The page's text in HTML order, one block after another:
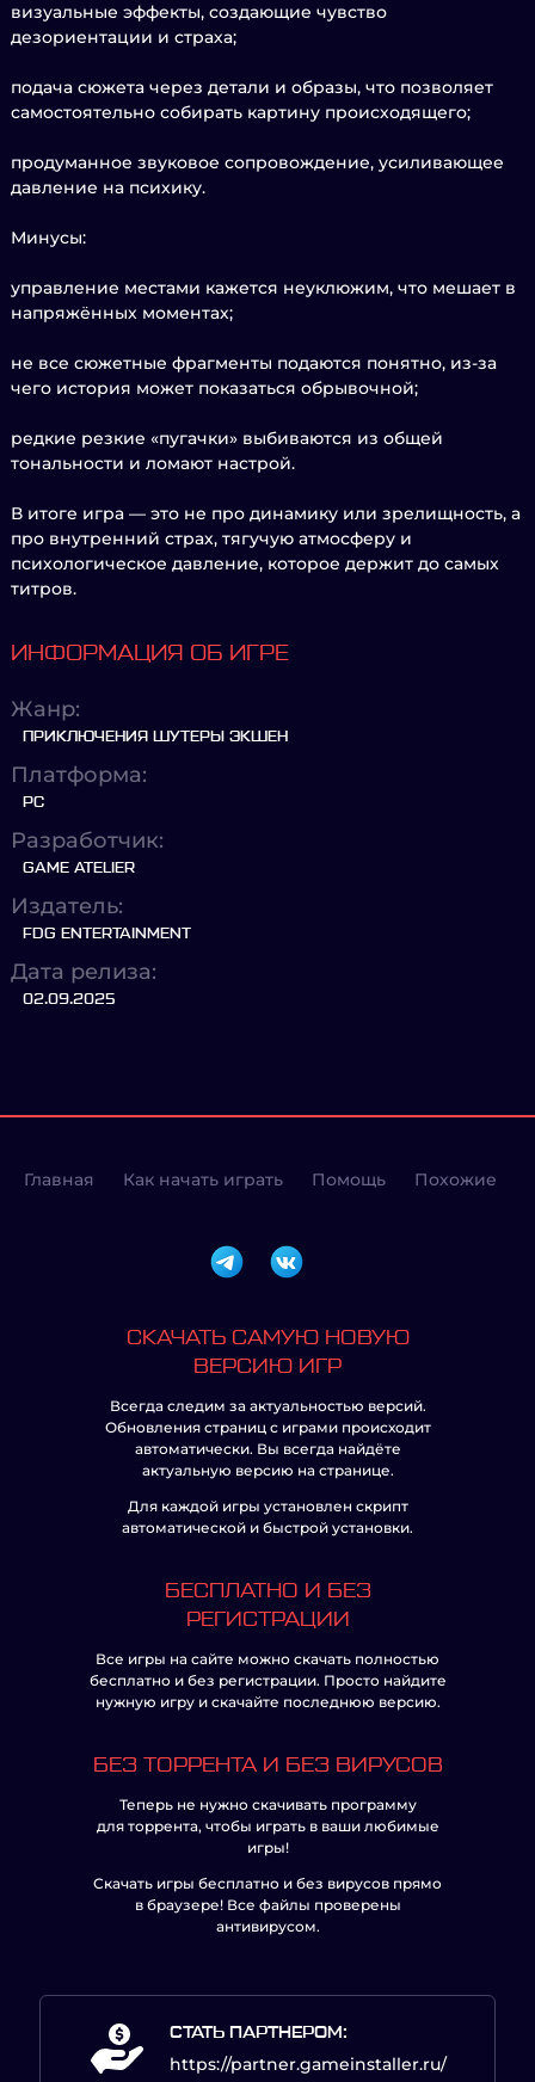
визуальные эффекты, создающие чувство
дезориентации и страха;
подача сюжета через детали и образы, что позволяет
самостоятельно собирать картину происходящего;
продуманное звуковое сопровождение, усиливающее
давление на психику.
Минусы:
управление местами кажется неуклюжим, что мешает в
напряжённых моментах;
не все сюжетные фрагменты подаются понятно, из-за
чего история может показаться обрывочной;
редкие резкие «пугачки» выбиваются из общей
тональности и ломают настрой.
В итоге игра — это не про динамику или зрелищность, а
про внутренний страх, тягучую атмосферу и
психологическое давление, которое держит до самых
титров.
ИНФОРМАЦИЯ ОБ ИГРЕ
Жанр:
ПРИКЛЮЧЕНИЯ ШУТЕРЫ ЭКШЕН
Платформа:
PC
Разработчик:
GAME ATELIER
Издатель:
FDG ENTERTAINMENT
Дата релиза:
02.09.2025
Главная Как начать играть Помощь Похожие
СКАЧАТЬ САМУЮ НОВУЮ
ВЕРСИЮ ИГР
Всегда следим за актуальностью версий.
Обновления страниц с играми происходит
автоматически. Вы всегда найдёте
актуальную версию на странице.
Для каждой игры установлен скрипт
автоматической и быстрой установки.
БЕСПЛАТНО И БЕЗ
РЕГИСТРАЦИИ
Все игры на сайте можно скачать полностью
бесплатно и без регистрации. Просто найдите
нужную игру и скачайте последнюю версию.
БЕЗ ТОРРЕНТА И БЕЗ ВИРУСОВ
Теперь не нужно скачивать программу
для торрента, чтобы играть в ваши любимые
игры!
Скачать игры бесплатно и без вирусов прямо
в браузере! Все файлы проверены
антивирусом.
СТАТЬ ПАРТНЕРОМ:
https://partner.gameinstaller.ru/